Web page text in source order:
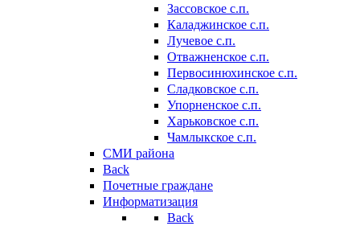
Зассовское с.п.
Каладжинское с.п.
Лучевое с.п.
Отважненское с.п.
Первосинюхинское с.п.
Сладковское с.п.
Упорненское с.п.
Харьковское с.п.
Чамлыкское с.п.
СМИ района
Back
Почетные граждане
Информатизация
Back